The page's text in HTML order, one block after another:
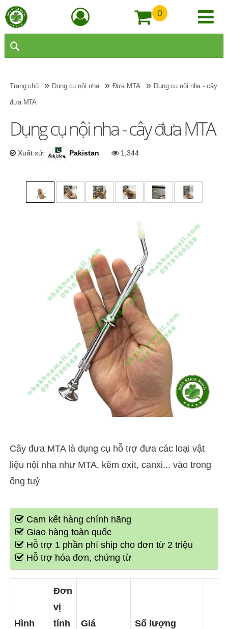
0
Trang chủ » Dụng cụ nội nha » Đưa MTA » Dụng cụ nội nha - cây
đưa MTA
Dụng cụ nội nha - cây đưa MTA
Xuất xứ: Pakistan 1,344
Cây đưa MTA là dụng cụ hỗ trợ đưa các loại vật
liệu nội nha như MTA, kẽm oxít, canxi... vào trong
ống tuỷ
Cam kết hàng chính hãng
Giao hàng toàn quốc
Hỗ trợ 1 phần phí ship cho đơn từ 2 triệu
Hỗ trợ hóa đơn, chứng từ
Hình
Đơn
vị
tính
Giá Số lượng